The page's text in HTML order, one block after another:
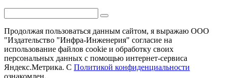
Продолжая пользоваться данным сайтом, я выражаю ООО
"Издательство "Инфра-Инженерия" согласие на
использование файлов cookie и обработку своих
персональных данных с помощью интернет-сервиса
Яндекс.Метрика. С Политикой конфиденциальности
ознакомлен.